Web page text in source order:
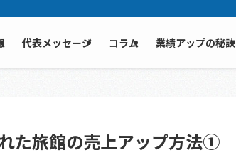
代表メッセージ コラム 業績アップの秘訣
た旅館の売上アップ方法①